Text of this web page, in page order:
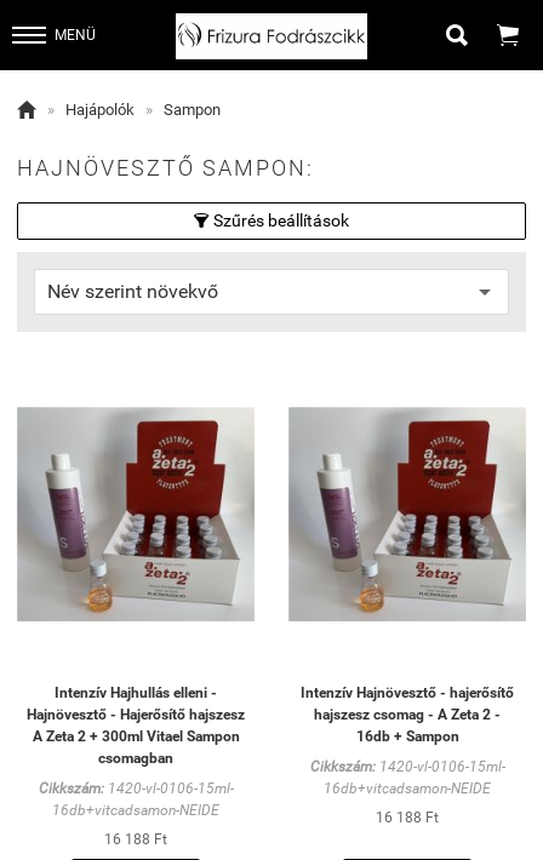
MENÜ  
 » Hajápolók » Sampon
HAJNÖVESZTŐ SAMPON:
 Szűrés beállítások
Intenzív Hajhullás elleni -
Hajnövesztő - Hajerősítő hajszesz
A Zeta 2 + 300ml Vitael Sampon
csomagban
Cikkszám:1420-vl-0106-15ml-
16db+vitcadsamon-NEIDE
16 188 Ft
Intenzív Hajnövesztő - hajerősítő
hajszesz csomag - A Zeta 2 -
16db + Sampon
Cikkszám:1420-vl-0106-15ml-
16db+vitcadsamon-NEIDE
16 188 Ft